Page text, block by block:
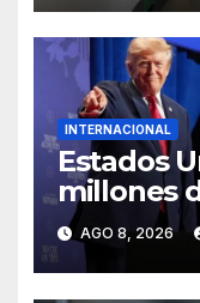
INTERNACIONAL
Estados
millones
Colombia
seguridad
AGO 8, 2026